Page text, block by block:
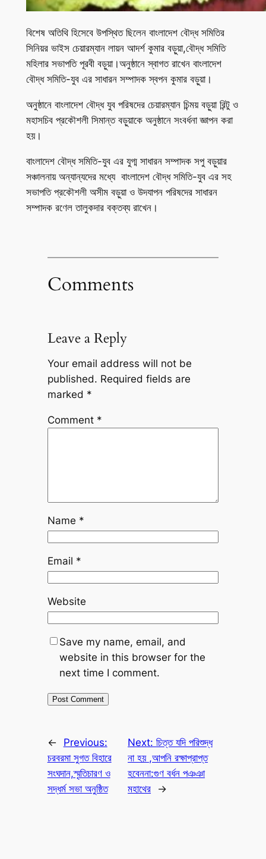
বিশেষ অতিথি হিসেবে উপস্থিত ছিলেন বাংলাদেশ বৌদ্ধ সমিতির
সিনিয়র ভাইস চেয়ারম্যান লায়ন আদর্শ কুমার বড়ুয়া,বৌদ্ধ সমিতি
মহিলার সভাপতি পূরবী বড়ুয়া।অনুষ্ঠানে স্বাগত রাখেন বাংলাদেশ
বৌদ্ধ সমিতি-যুব এর সাধারন সম্পাদক স্বপন কুমার বড়ুয়া।
অনুষ্ঠানে বাংলাদেশ বৌদ্ধ যুব পরিষদের চেয়ারম্যান চিন্ময় বড়ুয়া রিন্টু ও
মহাসচিব প্রকৌশলী সিমান্ত বড়ুয়াকে অনুষ্ঠানে সংবর্ধনা জ্ঞাপন করা
হয়।
বাংলাদেশ বৌদ্ধ সমিতি-যুব এর যুগ্ম সাধারন সম্পাদক সপু বড়ুয়ার
সঞ্চালনায় অন্যান্যদের মধ্যে বাংলাদেশ বৌদ্ধ সমিতি-যুব এর সহ
সভাপতি প্রকৌশলী অসীম বড়ুয়া ও উদযাপন পরিষদের সাধারন
সম্পাদক রণেল তালুকদার বক্তব্য রাখেন।
Comments
Leave a Reply
Your email address will not be
published. Required fields are
marked *
Comment *
Name *
Email *
Website
Save my name, email, and
website in this browser for the
next time I comment.
←
Previous:
চরবরমা সুগত বিহারে
সংঘদান,স্মৃতিচারণ ও
সদ্ধর্ম সভা অনুষ্ঠিত
Next:চিত্ত যদি পরিশুদ্ধ
না হয় ,আপনি রক্ষাপ্রাপ্ত
হবেননা:গুণ বর্ধন পঞঞা
মহাথের
→